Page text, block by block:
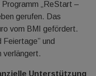
Programm „ReStart –
gerufen. Das
vom BMI gefördert.
Feiertage” und
verlängert.
Unterstützung